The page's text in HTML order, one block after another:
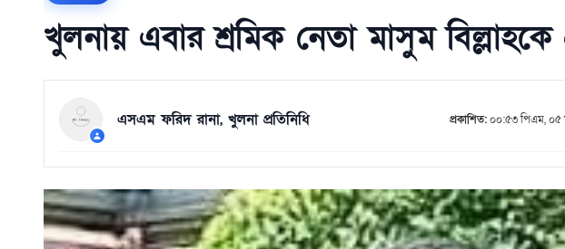
খুলনায় এবার শ্রমিক নেতা মাসুম
এসএম ফরিদ রানা, খুলনা প্রতিনিধি প্রকাশিত:০০:৫৩ পিএম, ০৫